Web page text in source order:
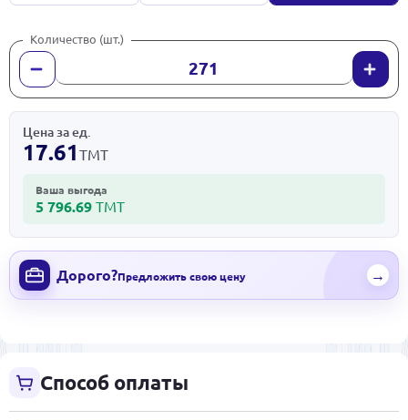
Количество (шт.)
Цена за ед.
17.61 ТМТ
Ваша выгода
5 796.69 ТМТ
Дорого?Предложить свою цену →
Способ оплаты